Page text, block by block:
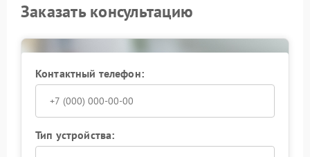
Заказать консультацию
Контактный телефон:
Тип устройства: